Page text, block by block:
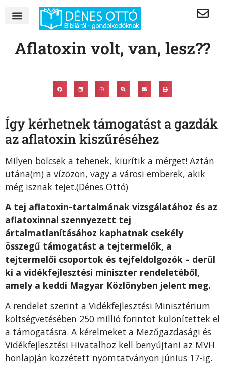
Aflatoxin volt, van, lesz??
Így kérhetnek támogatást a gazdák
az aflatoxin kiszűréséhez
Milyen bölcsek a tehenek, kiürítik a mérget! Aztán
utána(m) a vízözön, vagy a városi emberek, akik
még isznak tejet.(Dénes Ottó)
A tej aflatoxin-tartalmának vizsgálatához és az
aflatoxinnal szennyezett tej
ártalmatlanításához kaphatnak csekély
összegű támogatást a tejtermelők, a
tejtermelői csoportok és tejfeldolgozók – derül
ki a vidékfejlesztési miniszter rendeletéből,
amely a keddi Magyar Közlönyben jelent meg.
A rendelet szerint a Vidékfejlesztési Minisztérium
költségvetésében 250 millió forintot különítettek el
a támogatásra. A kérelmeket a Mezőgazdasági és
Vidékfejlesztési Hivatalhoz kell benyújtani az MVH
honlapján közzétett nyomtatványon június 17-ig.